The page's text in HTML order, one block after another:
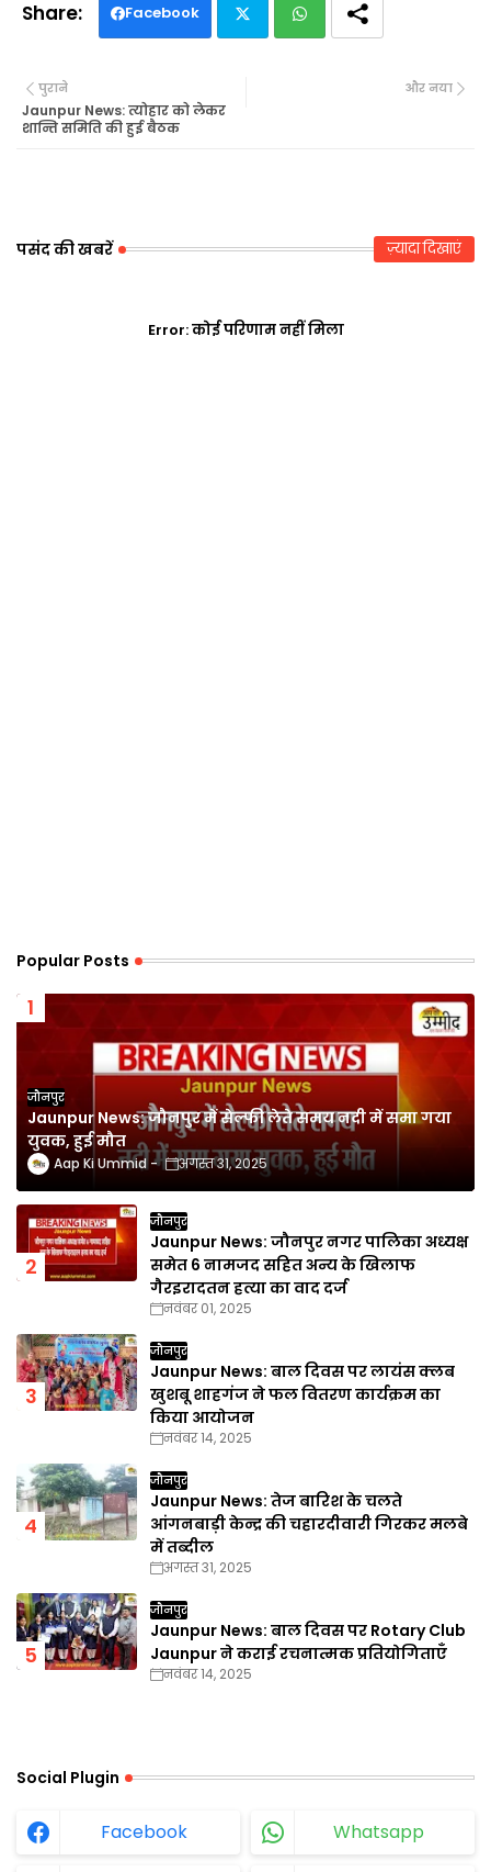
Facebook
और नया
पुराने
Jaunpur News: त्योहार को लेकर
शान्ति समिति की हुई बैठक
पसंद की खबरें ज़्यादा दिखाएं
Error:कोई परिणाम नहीं मिला
Popular Posts
जौनपुर
Jaunpur News: जौनपुर में सेल्फी लेते समय नदी में समा गया
युवक, हुई मौत
Aap Ki Ummid अगस्त 31, 2025
जौनपुर
Jaunpur News: जौनपुर नगर पालिका अध्यक्ष
समेत 6 नामजद सहित अन्य के खिलाफ
गैरइरादतन हत्या का वाद दर्ज
नवंबर 01, 2025
जौनपुर
Jaunpur News: बाल दिवस पर लायंस क्लब
खुशबू शाहगंज ने फल वितरण कार्यक्रम का
किया आयोजन
नवंबर 14, 2025
जौनपुर
Jaunpur News: तेज बारिश के चलते
आंगनबाड़ी केन्द्र की चहारदीवारी गिरकर मलबे
में तब्दील
अगस्त 31, 2025
जौनपुर
Jaunpur News: बाल दिवस पर Rotary Club
Jaunpur ने कराई रचनात्मक प्रतियोगिताएँ
नवंबर 14, 2025
Social Plugin
Facebook Whatsapp